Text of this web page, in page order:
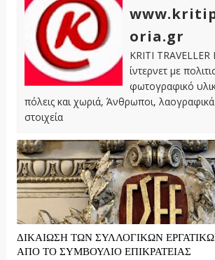
oria.gr
KRITI
ίντερνετ με
φωτογραφικό
πόλεις και χωριά, Άνθρωποι, λαογραφικά
στοιχεία
ΔΙΚΑΙΩΣΗ ΤΩΝ ΣΥΛΛΟΓΙΚΩΝ
ΑΠΟ ΤΟ ΣΥΜΒΟΥΛΙΟ ΕΠΙΚΡΑΤΕΙΑΣ